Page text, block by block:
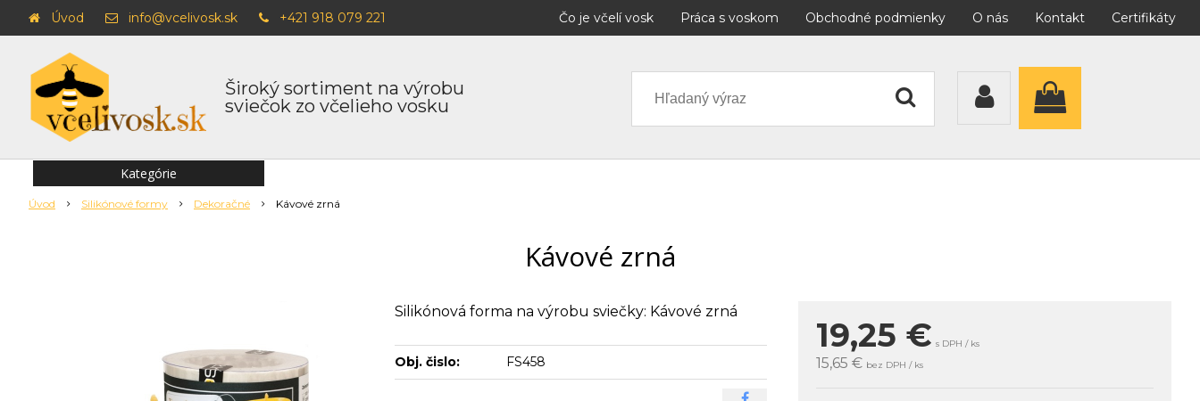
Široký sortiment na výrobu
sviečok zo včelieho vosku
Úvod info@vcelivosk.sk +421 918 079 221 Čo je včelí vosk Práca s voskom Obchodné podmienky O nás Kontakt Certifikáty
Úvod Silikónové formy Dekoračné Kávové zrná
Kávové zrná
19,25 € s DPH / ks
15,65 € bez DPH / ks
Silikónová forma na výrobu sviečky: Kávové zrná
Obj. čislo: FS458
Kategórie